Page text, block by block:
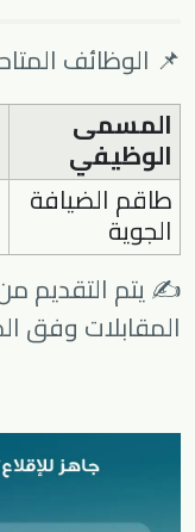
📌 الوظائف
المسمى
الوظيفي
طاقم الضيافة
الجوية
✍️ يتم التقديم
المقابلات وفق